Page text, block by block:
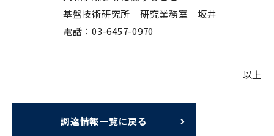
基盤技術研究所 研究業務室 坂井
電話：03-6457-0970
以上
調達情報一覧に戻る